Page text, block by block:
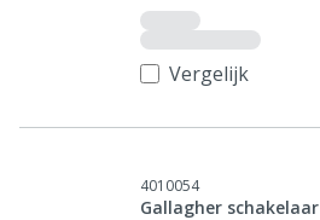
Vergelijk
4010054
Gallagher schakelaar